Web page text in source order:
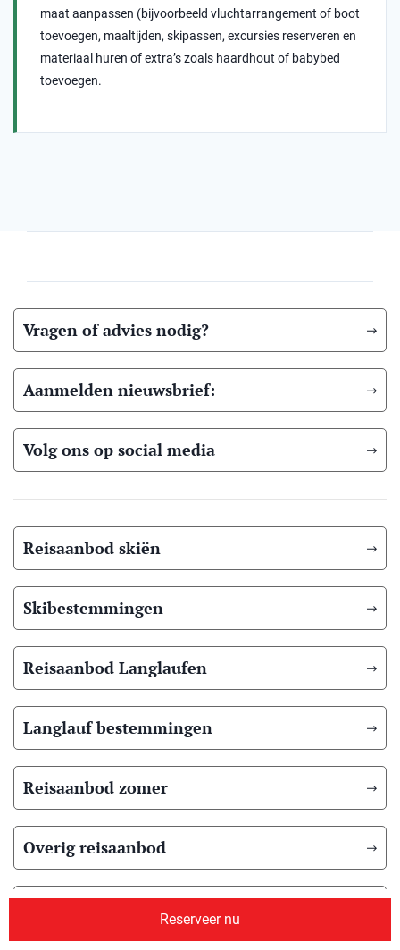
maat aanpassen (bijvoorbeeld vluchtarrangement of boot
toevoegen, maaltijden, skipassen, excursies reserveren en
materiaal huren of extra’s zoals haardhout of babybed
toevoegen.
Reserveer nu
Vragen of advies nodig?
Aanmelden nieuwsbrief:
Volg ons op social media
Reisaanbod skiën
Skibestemmingen
Reisaanbod Langlaufen
Langlauf bestemmingen
Reisaanbod zomer
Overig reisaanbod